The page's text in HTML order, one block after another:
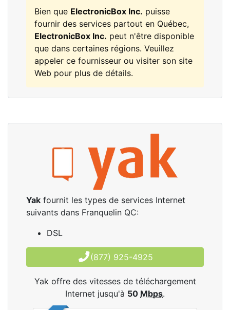
Bien que ElectronicBox Inc. puisse
fournir des services partout en Québec,
ElectronicBox Inc. peut n'être disponible
que dans certaines régions. Veuillez
appeler ce fournisseur ou visiter son site
Web pour plus de détails.
Yak fournit les types de services Internet
suivants dans Franquelin QC:
DSL
(877) 925-4925
Yak offre des vitesses de téléchargement
Internet jusqu'à 50 Mbps.